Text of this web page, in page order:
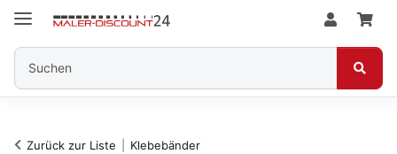
Zurück zur Liste Klebebänder